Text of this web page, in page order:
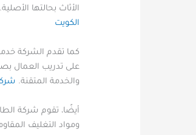
الأثاث بحالتها
الكويت
كما تقدم الشركة
على تدريب العمال
والخدمة المتقنة.
أيضًا، تقوم شركة
ومواد التغليف